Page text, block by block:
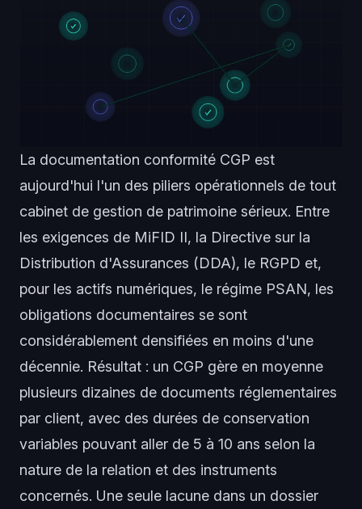
La documentation conformité CGP est
aujourd'hui l'un des piliers opérationnels de tout
cabinet de gestion de patrimoine sérieux. Entre
les exigences de MiFID II, la Directive sur la
Distribution d'Assurances (DDA), le RGPD et,
pour les actifs numériques, le régime PSAN, les
obligations documentaires se sont
considérablement densifiées en moins d'une
décennie. Résultat : un CGP gère en moyenne
plusieurs dizaines de documents réglementaires
par client, avec des durées de conservation
variables pouvant aller de 5 à 10 ans selon la
nature de la relation et des instruments
concernés. Une seule lacune dans un dossier